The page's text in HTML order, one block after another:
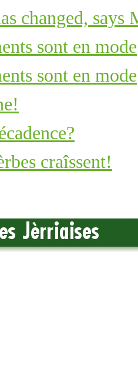
changed, says
sont en mode
sont en mode
craîssent!